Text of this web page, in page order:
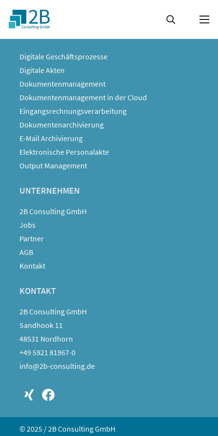
LÖSUNGEN
Digitale Geschäftsprozesse
Digitale Akten
Dokumentenmanagement
Dokumentenmanagement in der Cloud
Eingangsrechnungsverarbeitung
Dokumentenarchivierung
E-Mail Archivierung
Elektronische Personalakte
Output Management
UNTERNEHMEN
2B Consulting GmbH
Jobs
Partner
AGB
Kontakt
KONTAKT
2B Consulting GmbH
Sandhook 11
48531 Nordhorn
+49 5921 81967-0
info@2b-consulting.de
© 2025 / 2B Consulting GmbH